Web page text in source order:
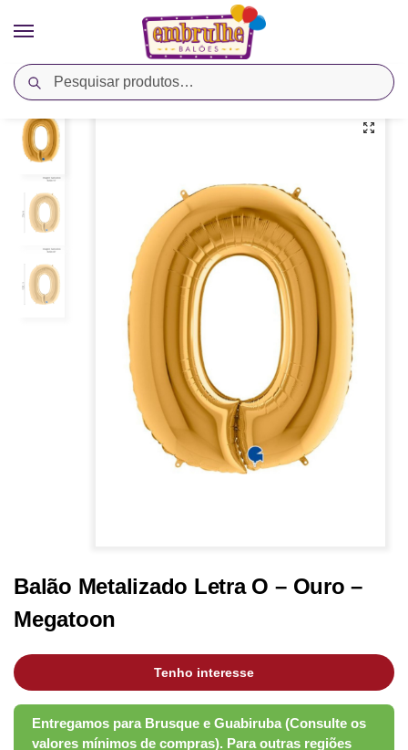
Pesquisar
Início Cores Ouro / Balão Metalizado Letra O – Ouro – Megatoon
Balão Metalizado Letra O – Ouro –
Megatoon
Tenho interesse